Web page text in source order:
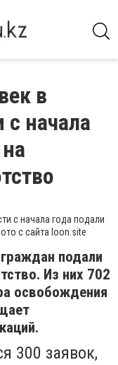
в
с начала
с начала года подали
с сайта loon.site
подали
Из них 702
освобождения
300 заявок,